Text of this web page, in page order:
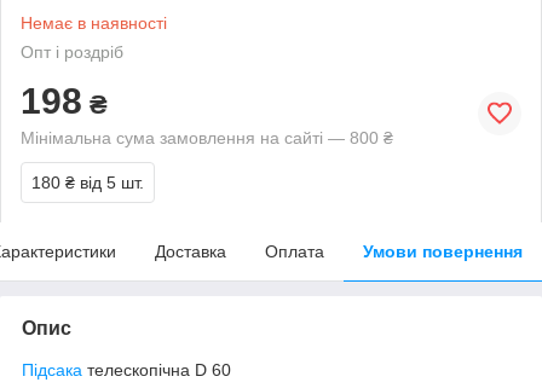
Немає в наявності
Опт і роздріб
198 ₴
Мінімальна сума замовлення на сайті — 800 ₴
180 ₴ від 5 шт.
Доставка Оплата Умови повернення
Опис
Підсака телескопічна D 60